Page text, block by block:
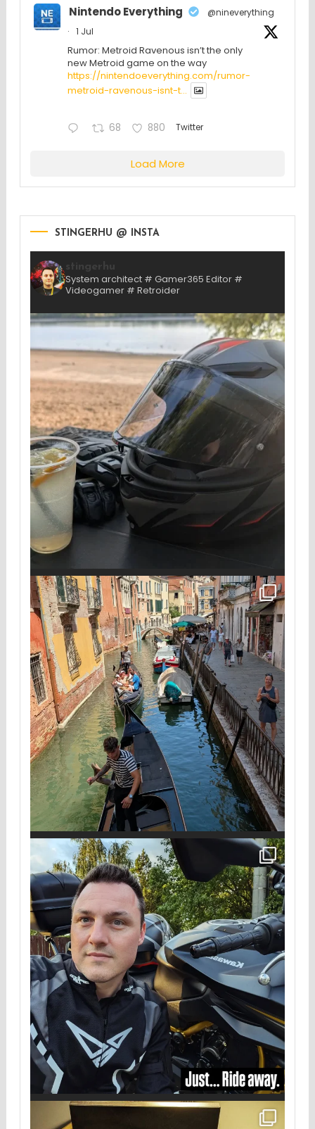
Nintendo Everything
@nineverything
·
1 Jul
Rumor: Metroid Ravenous isn’t the only
new Metroid game on the way
https://nintendoeverything.com/rumor-
metroid-ravenous-isnt-t...
68 880 Twitter
Load More
STINGERHU @ INSTA
System architect # Gamer365 Editor #
Videogamer # Retroider